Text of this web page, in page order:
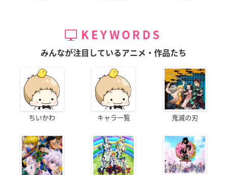
KEYWORDS
みんなが注目しているアニメ・作品たち
ちいかわ キャラ一覧 鬼滅の刃